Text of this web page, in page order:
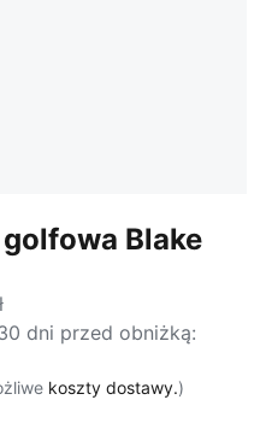
Blake
dni przed obniżką:
koszty dostawy.)